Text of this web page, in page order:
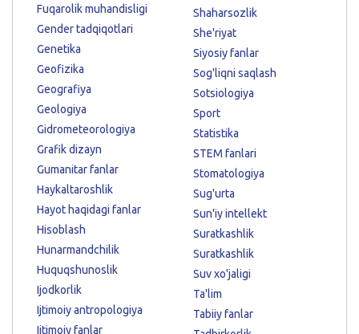
Fuqarolik muhandisligi
Gender tadqiqotlari
Genetika
Geofizika
Geografiya
Geologiya
Gidrometeorologiya
Grafik dizayn
Gumanitar fanlar
Haykaltaroshlik
Hayot haqidagi fanlar
Hisoblash
Hunarmandchilik
Huquqshunoslik
Ijodkorlik
Ijtimoiy antropologiya
Ijtimoiy fanlar
Shaharsozlik
She'riyat
Siyosiy fanlar
Sog'liqni saqlash
Sotsiologiya
Sport
Statistika
STEM fanlari
Stomatologiya
Sug'urta
Sun'iy intellekt
Suratkashlik
Suratkashlik
Suv xo'jaligi
Ta'lim
Tabiiy fanlar